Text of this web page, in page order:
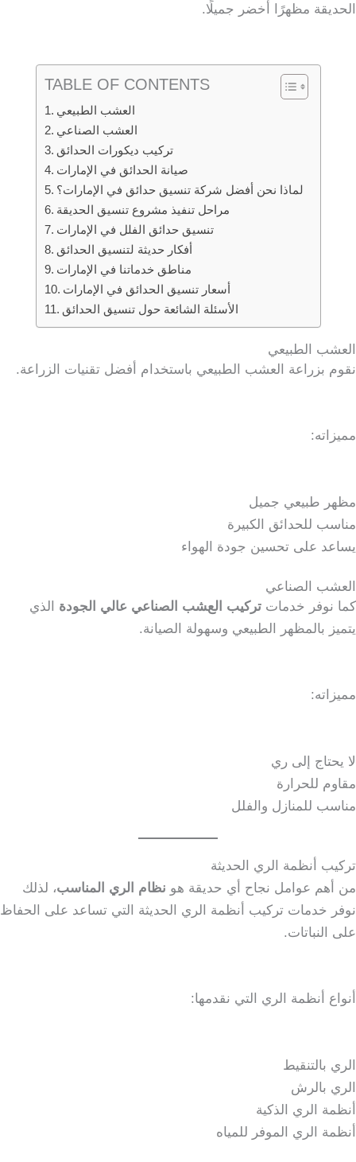
الحديقة مظهرًا أخضر جميلًا.
TABLE OF CONTENTS
العشب الطبيعي
العشب الصناعي
تركيب ديكورات الحدائق
صيانة الحدائق في الإمارات
لماذا نحن أفضل شركة تنسيق حدائق في الإمارات؟
مراحل تنفيذ مشروع تنسيق الحديقة
تنسيق حدائق الفلل في الإمارات
أفكار حديثة لتنسيق الحدائق
مناطق خدماتنا في الإمارات
أسعار تنسيق الحدائق في الإمارات
الأسئلة الشائعة حول تنسيق الحدائق
العشب الطبيعي
نقوم بزراعة العشب الطبيعي باستخدام أفضل تقنيات الزراعة.
مميزاته:
مظهر طبيعي جميل
مناسب للحدائق الكبيرة
يساعد على تحسين جودة الهواء
العشب الصناعي
كما نوفر خدمات تركيب العشب الصناعي عالي الجودة الذي
يتميز بالمظهر الطبيعي وسهولة الصيانة.
مميزاته:
لا يحتاج إلى ري
مقاوم للحرارة
مناسب للمنازل والفلل
تركيب أنظمة الري الحديثة
من أهم عوامل نجاح أي حديقة هو نظام الري المناسب، لذلك
نوفر خدمات تركيب أنظمة الري الحديثة التي تساعد على الحفاظ
على النباتات.
أنواع أنظمة الري التي نقدمها:
الري بالتنقيط
الري بالرش
أنظمة الري الذكية
أنظمة الري الموفر للمياه